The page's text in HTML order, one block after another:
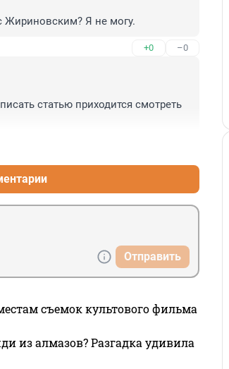
Жириновским? Я не могу.
+0 –0
статью приходится смотреть
Отправить
съемок культового фильма
из алмазов? Разгадка удивила